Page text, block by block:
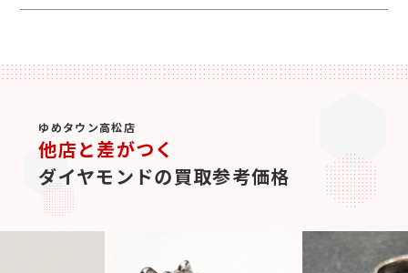
ゆめタウン高松店
他店と差がつく
ダイヤモンドの買取参考価格